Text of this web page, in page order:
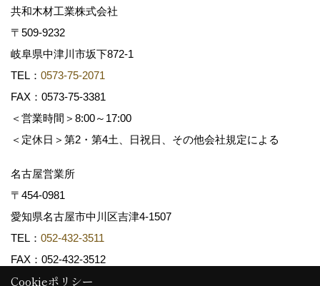
共和木材工業株式会社
〒509-9232
岐阜県中津川市坂下872‐1
TEL： 0573-75-2071
FAX：0573-75-3381
＜営業時間＞8:00～17:00
＜定休日＞第2・第4土、日祝日、その他会社規定による
名古屋営業所
〒454-0981
愛知県名古屋市中川区吉津4-1507
TEL： 052-432-3511
FAX：052-432-3512
Cookieポリシー